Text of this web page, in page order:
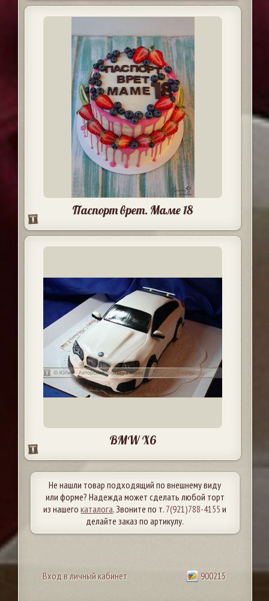
Паспорт врет. Маме 18
BMW X6
Не нашли товар подходящий по внешнему виду
или форме? Надежда может сделать любой торт
из нашегокаталога. Звоните по т. 7(921)788-4155 и
делайте заказ по артикулу.
Вход в личный кабинет 900215